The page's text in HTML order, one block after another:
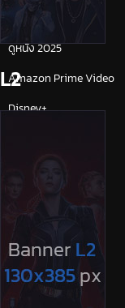
ดูซีรี่ย์ 2025
ดูหนัง 2025
Amazon Prime Video
Disney+
NETFLIX
ซีรีย์ญี่ปุ่น
ซีรีย์ฝรั่ง
L2